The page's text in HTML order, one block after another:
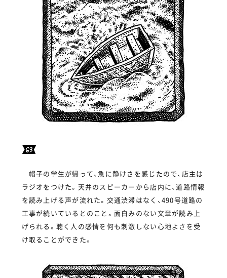
帽子の学生が帰って、急に静けさを感じたので、店主は
ラジオをつけた。天井のスピーカーから店内に、道路情報
を読み上げる声が流れた。交通渋滞はなく、490号道路の
工事が続いているとのこと。面白みのない文章が読み上
げられる。聴く人の感情を何も刺激しない心地よさを受
け取ることができた。